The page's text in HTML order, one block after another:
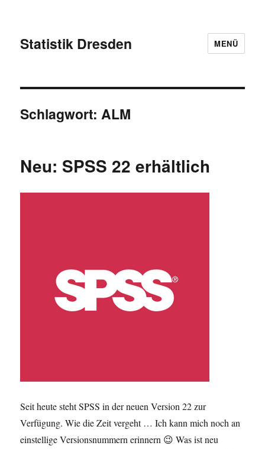
Statistik Dresden MENÜ
Schlagwort:ALM
Neu: SPSS 22 erhältlich
Seit heute steht SPSS in der neuen Version 22 zur
Verfügung. Wie die Zeit vergeht … Ich kann mich noch an
einstellige Versionsnummern erinnern 😉 Was ist neu